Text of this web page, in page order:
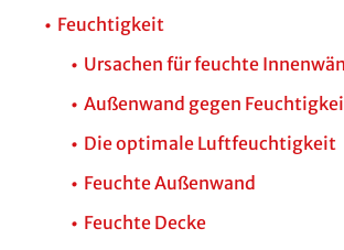
Feuchtigkeit
Ursachen für feuchte
Außenwand gegen
Die optimale Luftfeuchtigkeit
Feuchte Außenwand
Feuchte Decke